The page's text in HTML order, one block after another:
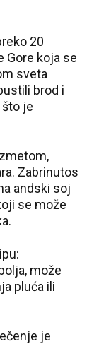
20
Gore koja se
sveta
brod i
je
Zabrinutos
andski soj
se može
može
pluća ili
je